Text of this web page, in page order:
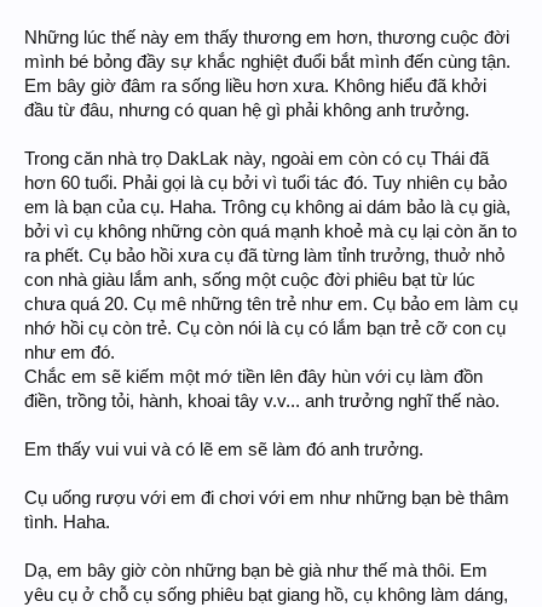
Những lúc thế này em thấy thương em hơn, thương cuộc đời
mình bé bỏng đầy sự khắc nghiệt đuổi bắt mình đến cùng tận.
Em bây giờ đâm ra sống liều hơn xưa. Không hiểu đã khởi
đầu từ đâu, nhưng có quan hệ gì phải không anh trưởng.
Trong căn nhà trọ DakLak này, ngoài em còn có cụ Thái đã
hơn 60 tuổi. Phải gọi là cụ bởi vì tuổi tác đó. Tuy nhiên cụ bảo
em là bạn của cụ. Haha. Trông cụ không ai dám bảo là cụ già,
bởi vì cụ không những còn quá mạnh khoẻ mà cụ lại còn ăn to
ra phết. Cụ bảo hồi xưa cụ đã từng làm tỉnh trưởng, thuở nhỏ
con nhà giàu lắm anh, sống một cuộc đời phiêu bạt từ lúc
chưa quá 20. Cụ mê những tên trẻ như em. Cụ bảo em làm cụ
nhớ hồi cụ còn trẻ. Cụ còn nói là cụ có lắm bạn trẻ cỡ con cụ
như em đó.
Chắc em sẽ kiếm một mớ tiền lên đây hùn với cụ làm đồn
điền, trồng tỏi, hành, khoai tây v.v... anh trưởng nghĩ thế nào.
Em thấy vui vui và có lẽ em sẽ làm đó anh trưởng.
Cụ uống rượu với em đi chơi với em như những bạn bè thâm
tình. Haha.
Dạ, em bây giờ còn những bạn bè già như thế mà thôi. Em
yêu cụ ở chỗ cụ sống phiêu bạt giang hồ, cụ không làm dáng,